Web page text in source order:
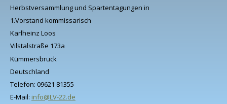
Herbstversammlung und Spartentagungen in
1.Vorstand kommissarisch
Karlheinz Loos
Vilstalstraße 173a
Kümmersbruck
Deutschland
Telefon: 09621 81355
E-Mail: info@LV-22.de